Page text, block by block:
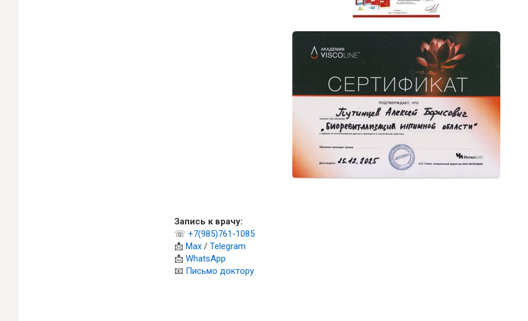
Запись к врачу:
☏ +7(985)761-1085
📩 Max / Telegram
📩 WhatsApp
📧 Письмо доктору